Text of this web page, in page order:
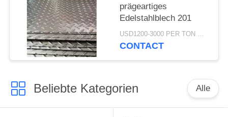
prägeartiges
Edelstahlblech 201
USD1200-3000 PER TON MOQ:1Ton
CONTACT
Beliebte Kategorien Alle